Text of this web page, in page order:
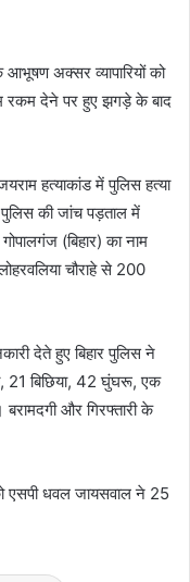
आभूषण अक्सर व्यापारियों को
देने पर हुए झगड़े के बाद
हत्याकांड में पुलिस हत्या
की जांच पड़ताल में
(बिहार) का नाम
चौराहे से 200
देते हुए बिहार पुलिस ने
21 बिछिया, 42 घुंघरू, एक
और गिरफ्तारी के
एसपी धवल जायसवाल ने 25